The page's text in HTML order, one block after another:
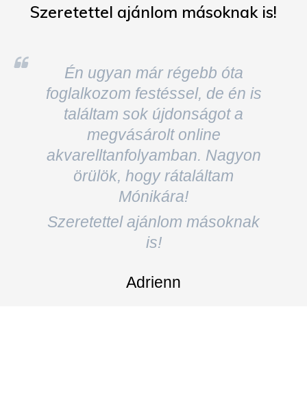
foglalkozom festéssel, de én is
akvarelltanfolyamban. Nagyon
örülök, hogy rátaláltam
Mónikára!
Szeretettel ajánlom másoknak
is!
Adrienn